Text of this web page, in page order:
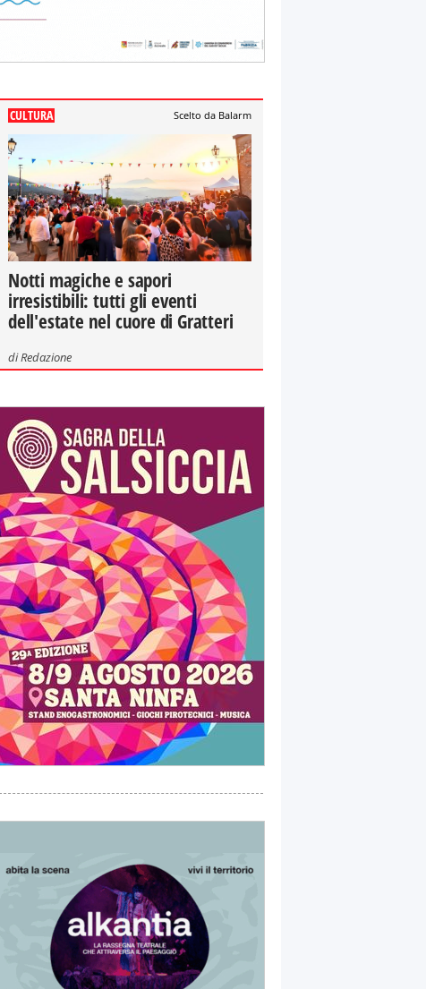
CULTURA Scelto da Balarm
Notti magiche e sapori
irresistibili: tutti gli eventi
dell'estate nel cuore di Gratteri
diRedazione